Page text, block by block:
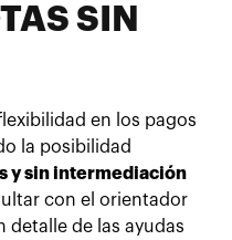
SIN
en los pagos
la posibilidad
y sin intermediación
con el orientador
de las ayudas